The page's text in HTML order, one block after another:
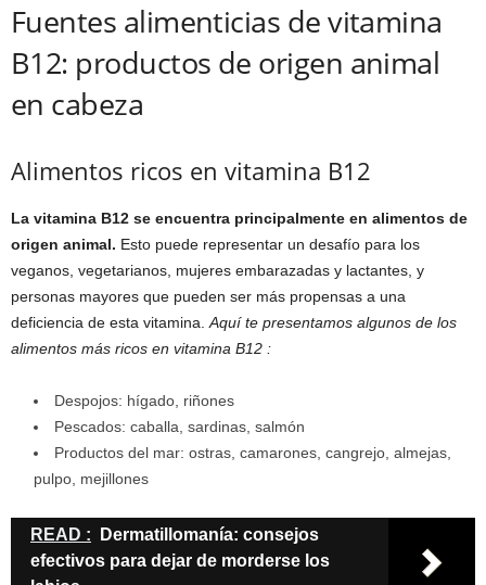
Fuentes alimenticias de vitamina
B12: productos de origen animal
en cabeza
Alimentos ricos en vitamina B12
La vitamina B12 se encuentra principalmente en alimentos de
origen animal. Esto puede representar un desafío para los
veganos, vegetarianos, mujeres embarazadas y lactantes, y
personas mayores que pueden ser más propensas a una
deficiencia de esta vitamina. Aquí te presentamos algunos de los
alimentos más ricos en vitamina B12 :
Despojos: hígado, riñones
Pescados: caballa, sardinas, salmón
Productos del mar: ostras, camarones, cangrejo, almejas,
pulpo, mejillones
READ :
Dermatillomanía: consejos
efectivos para dejar de morderse los